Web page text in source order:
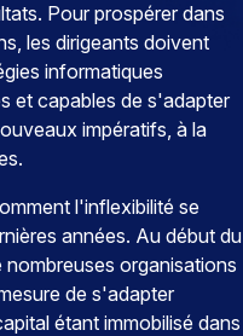
Pour prospérer dans
les dirigeants doivent
informatiques
et capables de s'adapter
impératifs, à la
l'inflexibilité se
années. Au début du
nombreuses organisations
de s'adapter
étant immobilisé dans